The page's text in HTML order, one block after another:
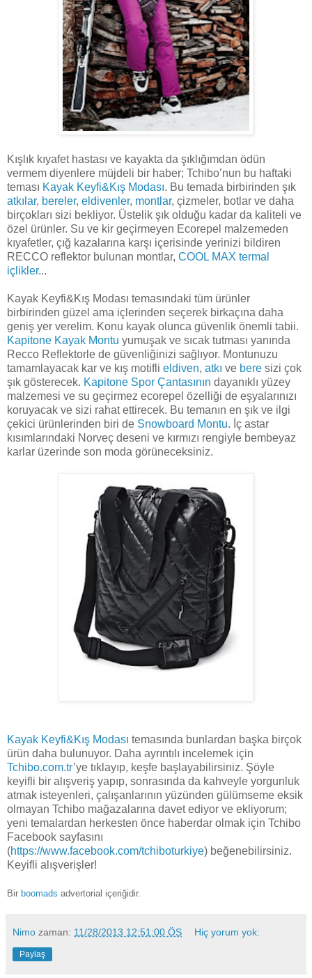
Kışlık kıyafet hastası ve kayakta da şıklığımdan ödün
vermem diyenlere müjdeli bir haber; Tchibo’nun bu haftaki
teması Kayak Keyfi&Kış Modası. Bu temada birbirinden şık
atkılar, bereler, eldivenler, montlar, çizmeler, botlar ve daha
birçokları sizi bekliyor. Üstelik şık olduğu kadar da kaliteli ve
özel ürünler. Su ve kir geçirmeyen Ecorepel malzemeden
kıyafetler, çığ kazalarına karşı içerisinde yerinizi bildiren
RECCO reflektor bulunan montlar, COOL MAX termal
içlikler...
Kayak Keyfi&Kış Modası temasındaki tüm ürünler
birbirinden güzel ama içlerinden seçerek birkaçına daha
geniş yer verelim. Konu kayak olunca güvenlik önemli tabii.
Kapitone Kayak Montu yumuşak ve sıcak tutması yanında
Recco Reflektorle de güvenliğinizi sağlıyor. Montunuzu
tamamlayacak kar ve kış motifli eldiven, atkı ve bere sizi çok
şık gösterecek. Kapitone Spor Çantasının dayanıklı yüzey
malzemesi ve su geçirmez ecorepel özelliği de eşyalarınızı
koruyacak ve sizi rahat ettirecek. Bu temanın en şık ve ilgi
çekici ürünlerinden biri de Snowboard Montu. İç astar
kısımlarındaki Norveç deseni ve kırmızı rengiyle bembeyaz
karlar üzerinde son moda görüneceksiniz.
Kayak Keyfi&Kış Modası temasında bunlardan başka birçok
ürün daha bulunuyor. Daha ayrıntılı incelemek için
Tchibo.com.tr’ye tıklayıp, keşfe başlayabilirsiniz. Şöyle
keyifli bir alışveriş yapıp, sonrasında da kahveyle yorgunluk
atmak isteyenleri, çalışanlarının yüzünden gülümseme eksik
olmayan Tchibo mağazalarına davet ediyor ve ekliyorum;
yeni temalardan herkesten önce haberdar olmak için Tchibo
Facebook sayfasını
(https://www.facebook.com/tchiboturkiye) beğenebilirsiniz.
Keyifli alışverişler!
Bir boomads advertorial içeriğidir.
Nimo zaman: 11/28/2013 12:51:00 ÖS Hiç yorum yok:
Paylaş